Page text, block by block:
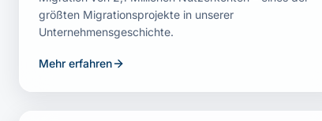
größten Migrationsprojekte in unserer
Unternehmensgeschichte.
Mehr erfahren